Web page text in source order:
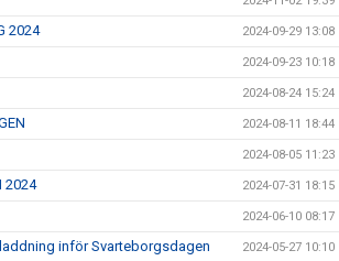
2024 2024-09-29 13:08
2024-09-23 10:18
2024-08-24 15:24
2024-08-11 18:44
2024-08-05 11:23
2024 2024-07-31 18:15
2024-06-10 08:17
inför Svarteborgsdagen 2024-05-27 10:10